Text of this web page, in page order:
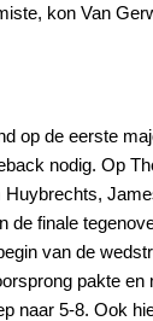
kon Van
op de eerste
nodig. Op
de finale
van de
pakte en
naar 5-8. Ook